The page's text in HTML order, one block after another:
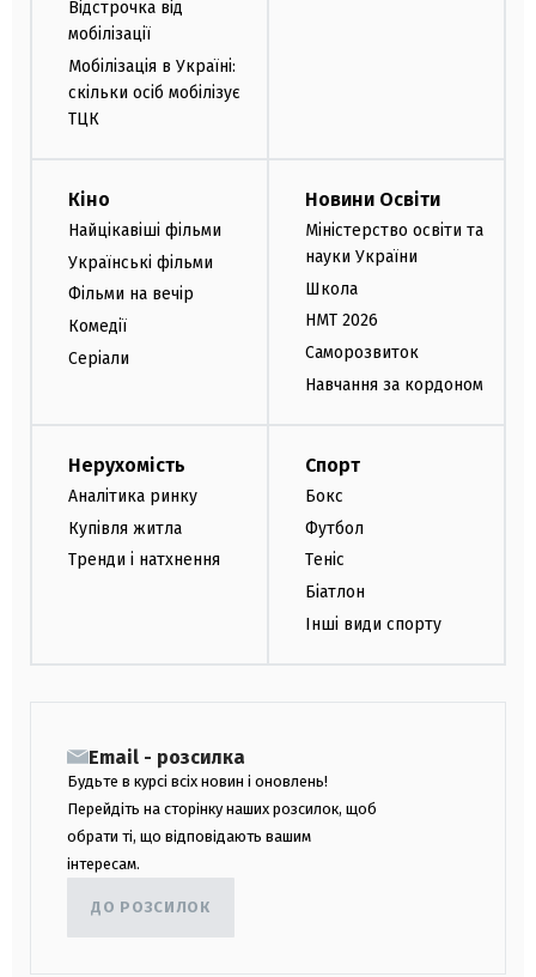
Відстрочка від
мобілізації
Мобілізація в Україні:
скільки осіб мобілізує
ТЦК
Кіно
Найцікавіші фільми
Українські фільми
Фільми на вечір
Комедії
Серіали
Новини Освіти
Міністерство освіти та
науки України
Школа
НМТ 2026
Саморозвиток
Навчання за кордоном
Нерухомість
Аналітика ринку
Купівля житла
Тренди і натхнення
Спорт
Бокс
Футбол
Теніс
Біатлон
Інші види спорту
Email - розсилка
Будьте в курсі всіх новин і оновлень!
Перейдіть на сторінку наших розсилок, щоб
обрати ті, що відповідають вашим
інтересам.
ДО РОЗСИЛОК